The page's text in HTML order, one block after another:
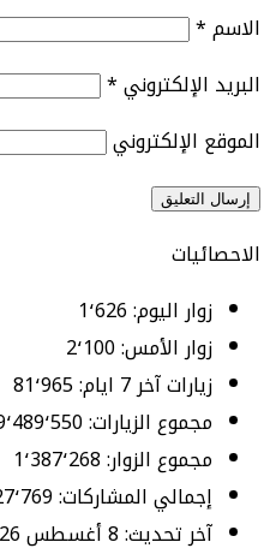
الاسم*
البريد الإلكتروني*
الموقع الإلكتروني
الاحصائيات
زوار اليوم:1٬626
زوار الأمس:2٬100
زيارات آخر 7 ايام:
81٬965
مجموع الزيارات:
مجموع الزوار:1٬387٬268
إجمالي المشاركات:
آخر تحديث:8 أغسطس 2026